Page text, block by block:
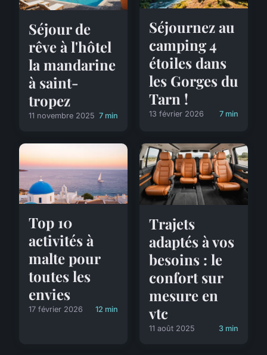
Séjour de
rêve à l'hôtel
la mandarine
à saint-
tropez
11 novembre 2025 7 min
Séjournez au
camping 4
étoiles dans
les Gorges du
Tarn !
13 février 2026 7 min
Top 10
activités à
malte pour
toutes les
envies
17 février 2026 12 min
Trajets
adaptés à vos
besoins : le
confort sur
mesure en
vtc
11 août 2025 3 min